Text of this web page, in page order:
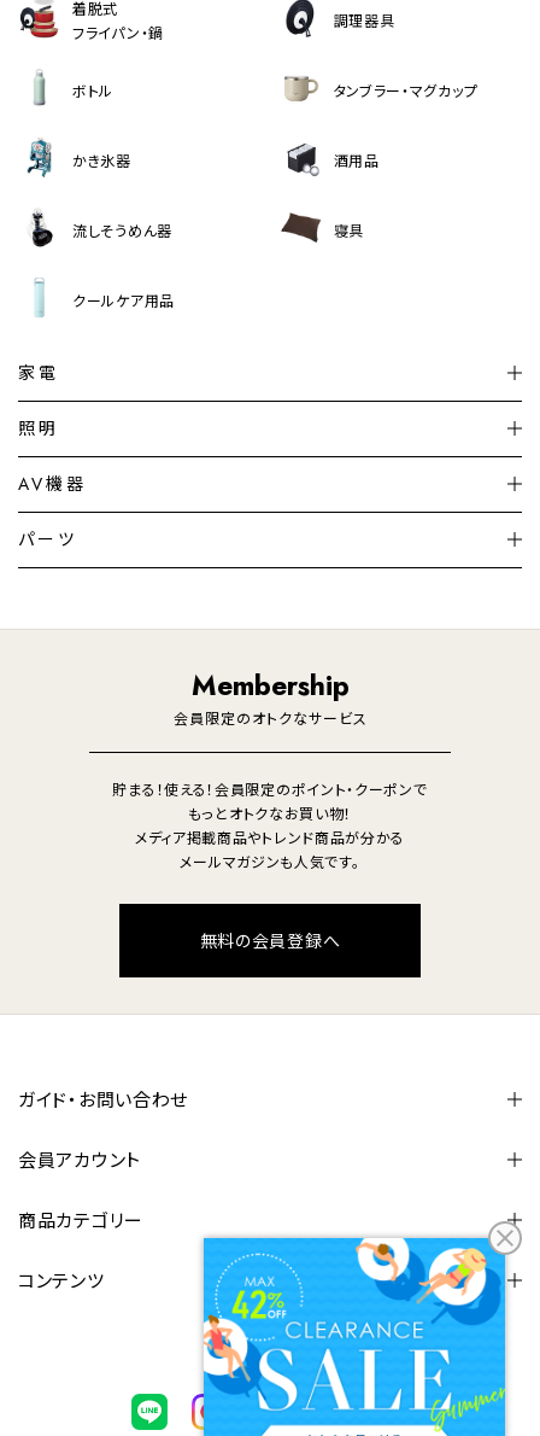
着脱式
フライパン・鍋
調理器具
ボトル タンブラー・マグカップ
かき氷器 酒用品
流しそうめん器 寝具
クールケア用品
家電
加湿器・空気清浄機
暖房機 掃除機
調理家電 生活家電
照明
シーリングライト
デスクライト
AV機器
テレビ
パーツ
Membership
会員限定のオトクなサービス
貯まる！使える！会員限定のポイント・クーポンで
もっとオトクなお買い物！
メディア掲載商品やトレンド商品が分かる
メールマガジンも人気です。
無料の会員登録へ
ガイド・お問い合わせ
会員アカウント
商品カテゴリー
コンテンツ
FOLLOW US